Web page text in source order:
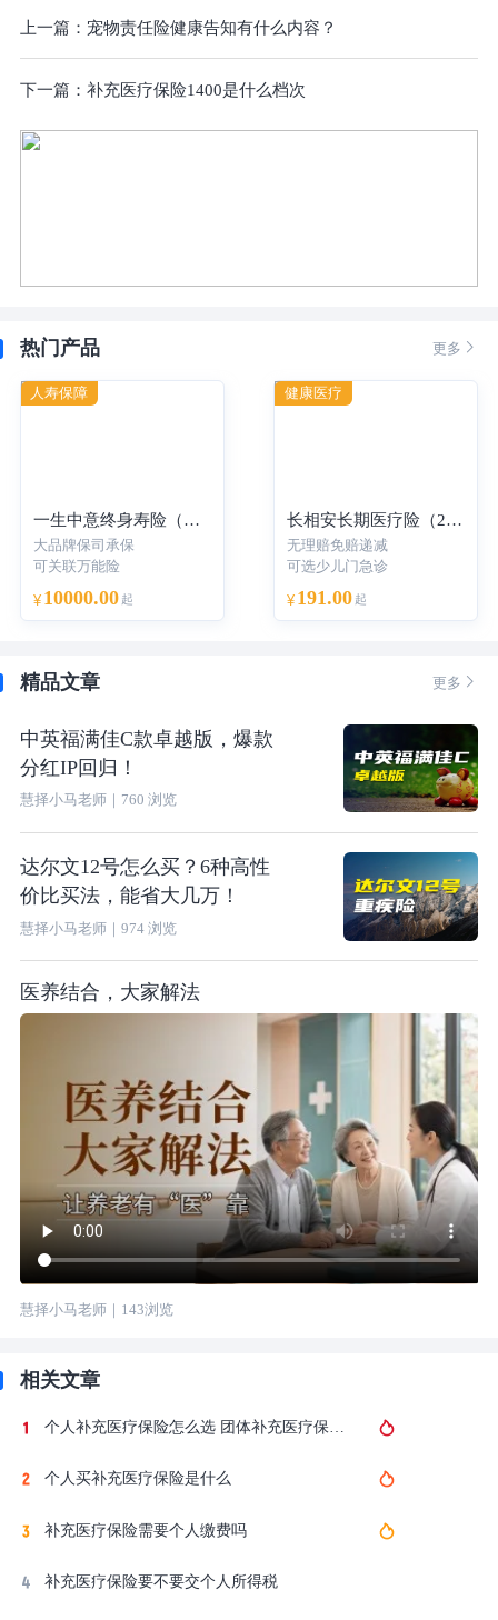
上一篇： 宠物责任险健康告知有什么内容？
下一篇： 补充医疗保险1400是什么档次
热门产品 更多 
一生中意终身寿险（分红型）-年交
大品牌保司承保
可关联万能险
¥ 10000.00 起
人寿保障
长相安长期医疗险（20年保证续保）—个人版
无理赔免赔递减
可选少儿门急诊
¥ 191.00 起
健康医疗
精品文章 更多 
中英福满佳C款卓越版，爆款
分红IP回归！
慧择小马老师｜ 760 浏览
达尔文12号怎么买？6种高性
价比买法，能省大几万！
慧择小马老师｜ 974浏览
医养结合，大家解法
慧择小马老师｜ 143浏览
相关文章
个人买补充医疗保险是什么
补充医疗保险需要个人缴费吗
补充医疗保险要不要交个人所得税